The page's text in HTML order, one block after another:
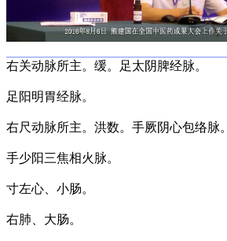
右关动脉所主。缓。足太阴脾经脉。
足阳明胃经脉。
右尺动脉所主。洪数。手厥阴心包络脉。
手少阳三焦相火脉。
寸左心、小肠。
右肺、大肠。